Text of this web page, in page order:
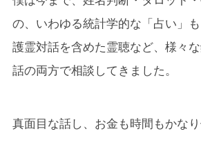
の、いわゆる統計学的な「占い」
護霊対話を含めた霊聴など、様々
話の両方で相談してきました。
真面目な話し、お金も時間もかなり